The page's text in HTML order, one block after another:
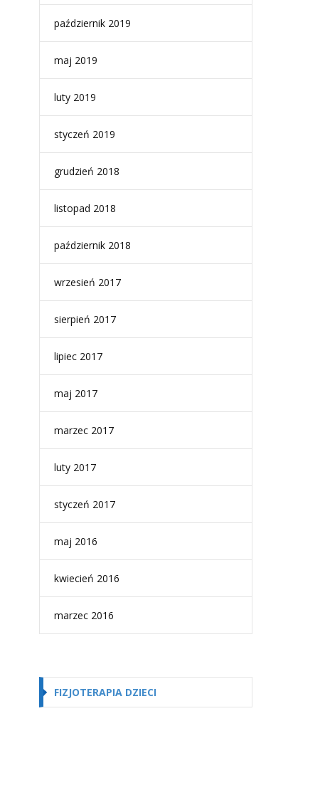
październik 2019
maj 2019
luty 2019
styczeń 2019
grudzień 2018
listopad 2018
październik 2018
wrzesień 2017
sierpień 2017
lipiec 2017
maj 2017
marzec 2017
luty 2017
styczeń 2017
maj 2016
kwiecień 2016
marzec 2016
FIZJOTERAPIA DZIECI